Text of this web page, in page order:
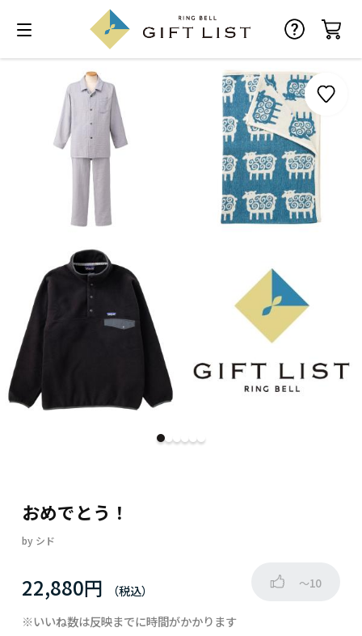
お気に入り
おめでとう！
by シド
22,880円 ～10
※いいね数は反映までに時間がかかります